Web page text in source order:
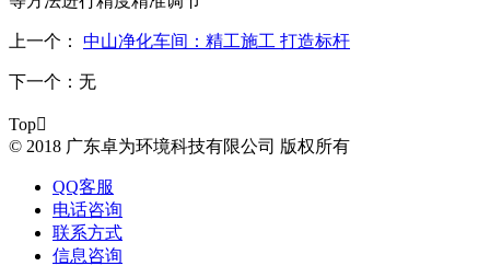
上一个： 中山净化车间：精工施工 打造标杆
下一个： 无
Top
© 2018 广东卓为环境科技有限公司 版权所有
QQ客服
电话咨询
联系方式
信息咨询